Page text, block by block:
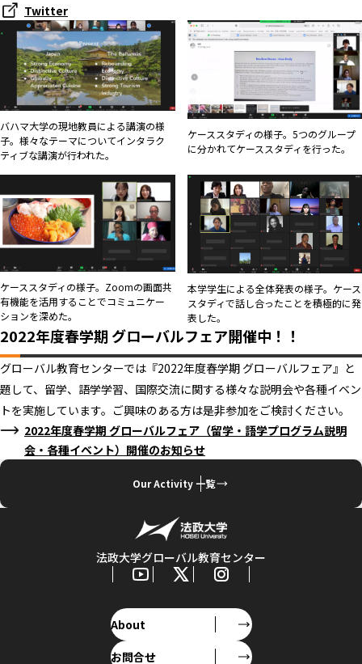
Twitter
バハマ大学の現地教員による講演の様
子。様々なテーマについてインタラク
ティブな講演が行われた。
ケーススタディの様子。5つのグループ
に分かれてケーススタディを行った。
ケーススタディの様子。Zoomの画面共
有機能を活用することでコミュニケー
ションを深めた。
本学学生による全体発表の様子。ケース
スタディで話し合ったことを積極的に発
表した。
2022年度春学期 グローバルフェア開催中！！
グローバル教育センターでは『2022年度春学期 グローバルフェア』と
題して、留学、語学学習、国際交流に関する様々な説明会や各種イベン
トを実施しています。ご興味のある方は是非参加をご検討ください。
2022年度春学期 グローバルフェア（留学・語学プログラム説明
会・各種イベント）開催のお知らせ
Our Activity 一覧
法政大学グローバル教育センター
About
お問合せ